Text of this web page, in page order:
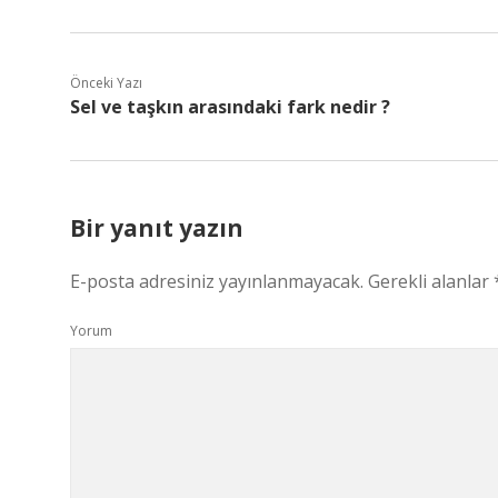
Önceki Yazı
Sel ve taşkın arasındaki fark nedir ?
Bir yanıt yazın
E-posta adresiniz yayınlanmayacak. Gerekli alanlar
Yorum